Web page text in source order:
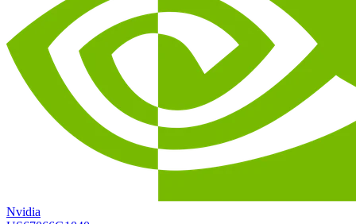
Nvidia